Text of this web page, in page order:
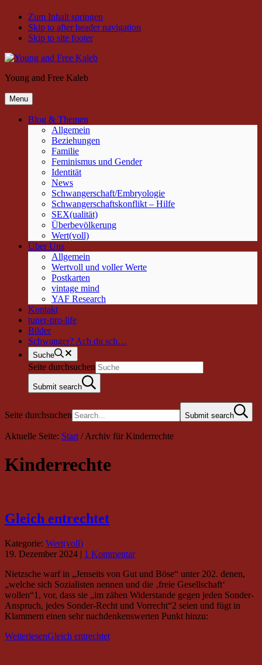
Zum Inhalt springen
Skip to after header navigation
Skip to site footer
Young and Free Kaleb
Menu
Blog & Themen
Allgemein
Beziehungen
Familie
Feminismus und Gender
Identität
News
Schwangerschaft/Embryologie
Schwangerschaftskonflikt – Hilfe
SEX(ualität)
Überbevölkerung
Wert(voll)
Über Uns
Allgemein
Wertvoll und voller Werte
Postkarten
vintage mind
YAF Research
Kontakt
tuner-pro-life
Bilder
Schwanger? Ach du sch…
Suche
Seite durchsuchen
Submit search
Seite durchsuchen Submit search
Aktuelle Seite: Start /Archiv für Kinderrechte
Kinderrechte
Gleich entrechtet
Kategorie: Wert(voll)
19. Dezember 2024 | 1 Kommentar
Nietzsche warf in „Jenseits von Gut und Böse“ unter 202. denen,
„welche sich Sozialisten nennen und die ‚freie Gesellschaft‘
wollen“1, vor, dass sie „im zähen Widerstande gegen jeden Sonder-
Anspruch, jedes Sonder-Recht und Vorrecht“2 seien und fügt in
Klammern einen sehr nachdenkenswerten Punkt hinzu:
WeiterlesenGleich entrechtet